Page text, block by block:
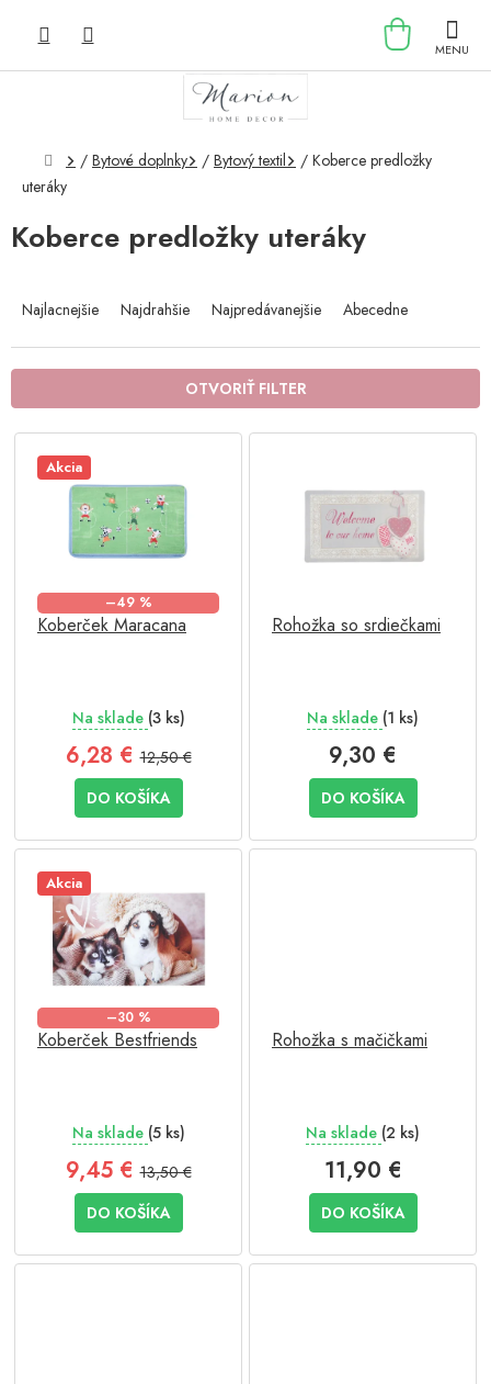
KOŠÍK
Domov
/ Bytové doplnky / Bytový textil / Koberce predložky
uteráky
Koberce predložky uteráky
e
n
i
e
Najlacnejšie Najdrahšie Najpredávanejšie Abecedne
OTVORIŤ FILTER
V
Akcia
–49 %
Koberček Maracana
Na sklade (3 ks)
6,28 €12,50 €
DO KOŠÍKA
Rohožka so srdiečkami
Na sklade (1 ks)
9,30 €
DO KOŠÍKA
Akcia
–30 %
Koberček Bestfriends
Na sklade (5 ks)
9,45 €13,50 €
DO KOŠÍKA
Rohožka s mačičkami
Na sklade (2 ks)
11,90 €
DO KOŠÍKA